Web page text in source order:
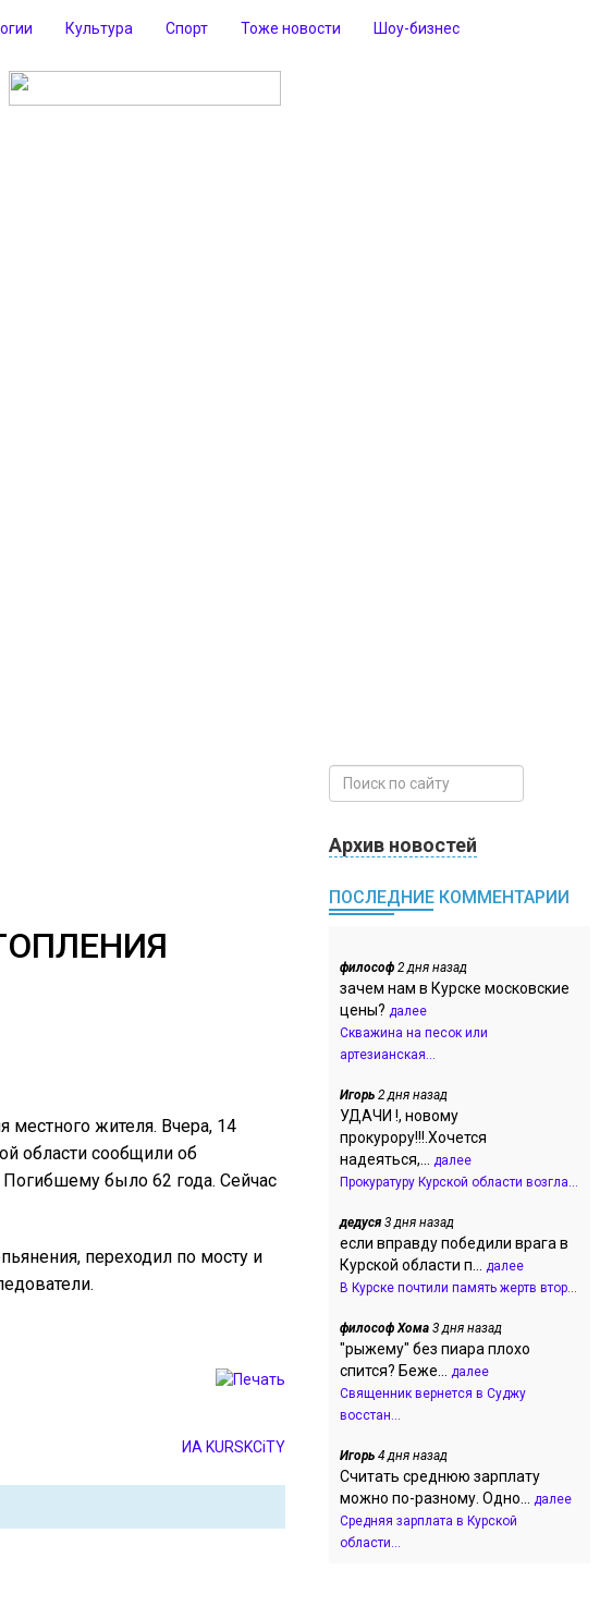
Культура Спорт Тоже новости Шоу-бизнес
местного жителя. Вчера, 14
области сообщили об
было 62 года. Сейчас
переходил по мосту и
ИА KURSKCiTY
Архив новостей
ПОСЛЕДНИЕ КОММЕНТАРИИ
философ 2 дня назад
зачем нам в Курске московские
цены? далее
Скважина на песок или
артезианская...
Игорь 2 дня назад
УДАЧИ !, новому
прокурору!!!.Хочется
надеяться,... далее
Прокуратуру Курской области возгла...
дедуся3 дня назад
если вправду победили врага в
Курской области п... далее
В Курске почтили память жертв втор...
философ Хома 3 дня назад
"рыжему" без пиара плохо
спится? Беже... далее
Священник вернется в Суджу
восстан...
Игорь 4 дня назад
Считать среднюю зарплату
можно по-разному. Одно... далее
Средняя зарплата в Курской
области...